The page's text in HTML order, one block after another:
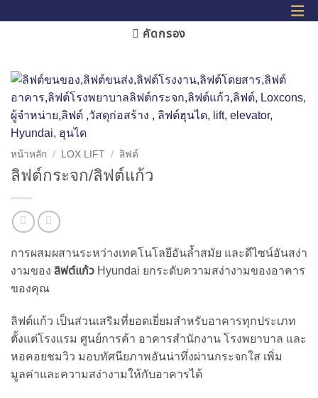
คัดกรอง
หน้าหลัก / LOX LIFT / ลิฟต์
ลิฟต์กระจก/ลิฟต์แก้ว
การผสมผสานระหว่างเทคโนโลยีอันล้ำสมัย และดีไซน์อันสง่า
งามของ ลิฟต์แก้ว Hyundai ยกระดับความสง่างามของอาคาร
ของคุณ
ลิฟต์แก้ว เป็นส่วนเสริมที่ยอดเยี่ยมสำหรับอาคารทุกประเภท
ตั้งแต่โรงแรม ศูนย์การค้า อาคารสำนักงาน โรงพยาบาล และ
หอคอยชมวิว มอบทัศนียภาพอันน่าทึ่งผ่านกระจกใส เพิ่ม
มูลค่าและความสง่างามให้กับอาคารได้